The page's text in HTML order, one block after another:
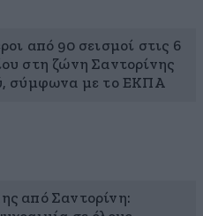
από 90 σεισμοί στις 6
στη ζώνη Σαντορίνης
σύμφωνα με το ΕΚΠΑ
από Σαντορίνη: